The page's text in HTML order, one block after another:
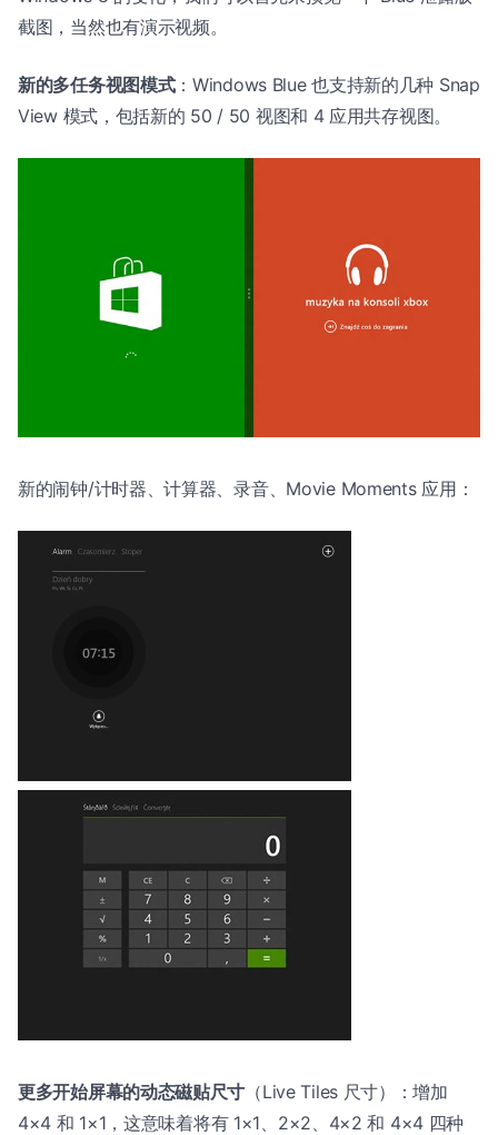
截图，当然也有演示视频。
新的多任务视图模式：Windows Blue 也支持新的几种 Snap
View 模式，包括新的 50 / 50 视图和 4 应用共存视图。
新的闹钟/计时器、计算器、录音、Movie Moments 应用：
更多开始屏幕的动态磁贴尺寸 （Live Tiles 尺寸）：增加
4×4 和 1×1，这意味着将有 1×1、2×2、4×2 和 4×4 四种